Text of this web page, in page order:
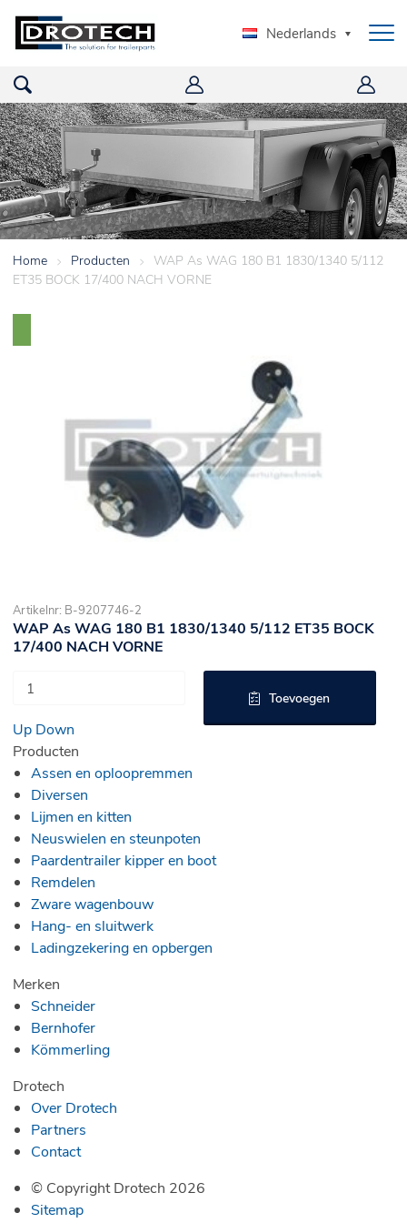
Nederlands
Home > Producten > WAP As WAG 180 B1 1830/1340 5/112
ET35 BOCK 17/400 NACH VORNE
Artikelnr: B-9207746-2
WAP As WAG 180 B1 1830/1340 5/112 ET35 BOCK
17/400 NACH VORNE
Up Down
Toevoegen
Producten
Assen en oploopremmen
Diversen
Lijmen en kitten
Neuswielen en steunpoten
Paardentrailer kipper en boot
Remdelen
Zware wagenbouw
Hang- en sluitwerk
Ladingzekering en opbergen
Merken
Schneider
Bernhofer
Kömmerling
Drotech
Over Drotech
Partners
Contact
© Copyright Drotech 2026
Sitemap